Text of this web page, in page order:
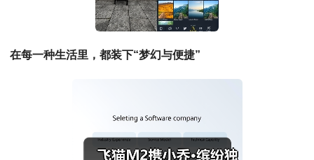
在每一种生活里，都装下“梦幻与便捷”